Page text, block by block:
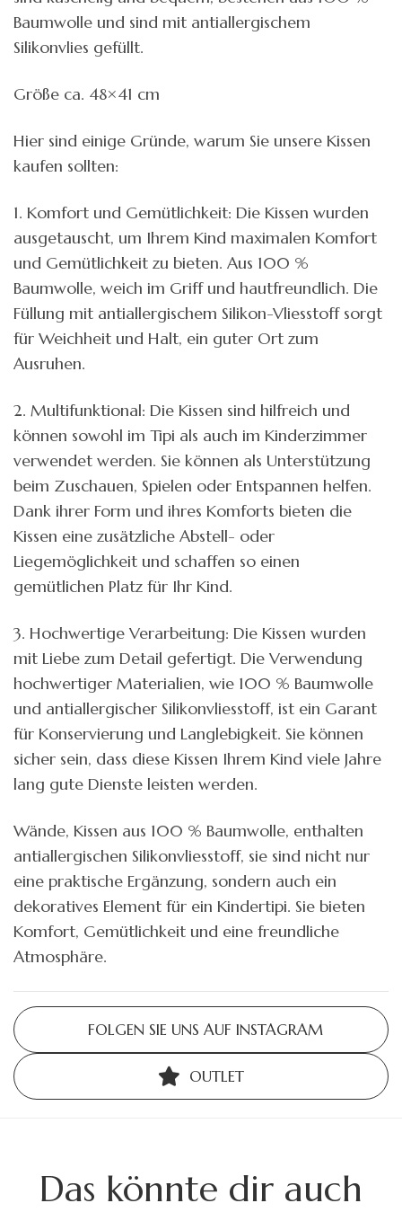
Baumwolle und sind mit antiallergischem
Silikonvlies gefüllt.
Größe ca. 48×41 cm
Hier sind einige Gründe, warum Sie unsere Kissen
kaufen sollten:
1. Komfort und Gemütlichkeit: Die Kissen wurden
ausgetauscht, um Ihrem Kind maximalen Komfort
und Gemütlichkeit zu bieten. Aus 100 %
Baumwolle, weich im Griff und hautfreundlich. Die
Füllung mit antiallergischem Silikon-Vliesstoff sorgt
für Weichheit und Halt, ein guter Ort zum
Ausruhen.
2. Multifunktional: Die Kissen sind hilfreich und
können sowohl im Tipi als auch im Kinderzimmer
verwendet werden. Sie können als Unterstützung
beim Zuschauen, Spielen oder Entspannen helfen.
Dank ihrer Form und ihres Komforts bieten die
Kissen eine zusätzliche Abstell- oder
Liegemöglichkeit und schaffen so einen
gemütlichen Platz für Ihr Kind.
3. Hochwertige Verarbeitung: Die Kissen wurden
mit Liebe zum Detail gefertigt. Die Verwendung
hochwertiger Materialien, wie 100 % Baumwolle
und antiallergischer Silikonvliesstoff, ist ein Garant
für Konservierung und Langlebigkeit. Sie können
sicher sein, dass diese Kissen Ihrem Kind viele Jahre
lang gute Dienste leisten werden.
Wände, Kissen aus 100 % Baumwolle, enthalten
antiallergischen Silikonvliesstoff, sie sind nicht nur
eine praktische Ergänzung, sondern auch ein
dekoratives Element für ein Kindertipi. Sie bieten
Komfort, Gemütlichkeit und eine freundliche
Atmosphäre.
FOLGEN SIE UNS AUF INSTAGRAM
OUTLET
Das könnte dir auch